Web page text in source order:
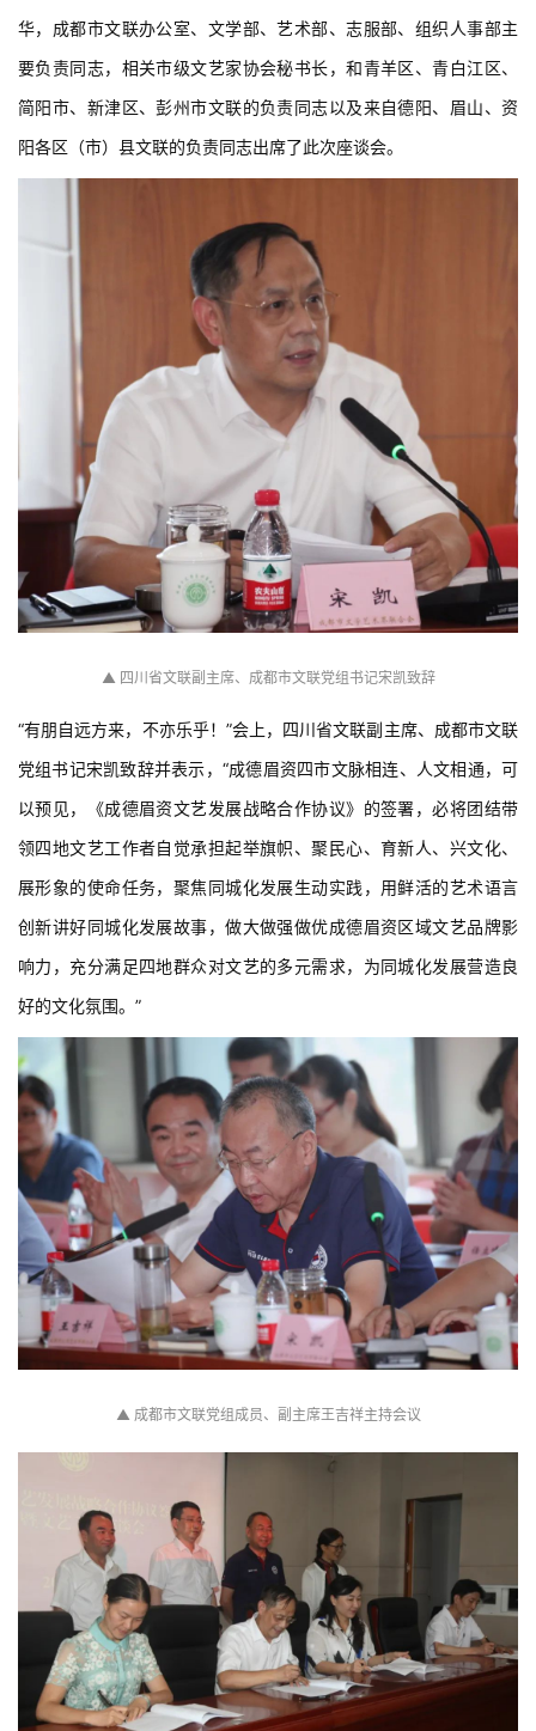
华，成都市文联办公室、文学部、艺术部、志服部、组织人事部主
要负责同志，相关市级文艺家协会秘书长，和青羊区、青白江区、
简阳市、新津区、彭州市文联的负责同志以及来自德阳、眉山、资
阳各区（市）县文联的负责同志出席了此次座谈会。
▲ 四川省文联副主席、成都市文联党组书记宋凯致辞
“有朋自远方来，不亦乐乎！”会上，四川省文联副主席、成都市文联
党组书记宋凯致辞并表示，“成德眉资四市文脉相连、人文相通，可
以预见，《成德眉资文艺发展战略合作协议》的签署，必将团结带
领四地文艺工作者自觉承担起举旗帜、聚民心、育新人、兴文化、
展形象的使命任务，聚焦同城化发展生动实践，用鲜活的艺术语言
创新讲好同城化发展故事，做大做强做优成德眉资区域文艺品牌影
响力，充分满足四地群众对文艺的多元需求，为同城化发展营造良
好的文化氛围。”
▲ 成都市文联党组成员、副主席王吉祥主持会议